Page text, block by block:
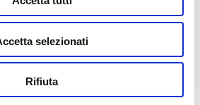
selezionati
Rifiuta
+ Poster Cats 500
6,99€